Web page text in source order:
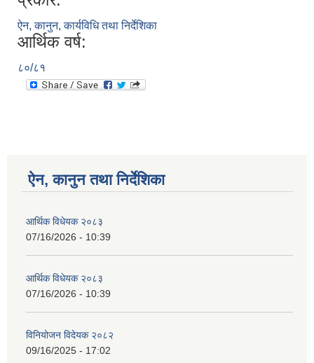
ऐन, कानुन, कार्यविधि तथा निर्देशिका
आर्थिक वर्ष:
८०/८१
ऐन, कानुन तथा निर्देशिका
आर्थिक विधेयक २०८३
07/16/2026 - 10:39
आर्थिक विधेयक २०८३
07/16/2026 - 10:39
विनियोजन विदेयक २०८२
09/16/2025 - 17:02